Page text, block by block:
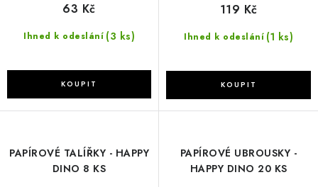
Ihned k odeslání (3 ks)
63 Kč
Ihned k odeslání (1 ks)
119 Kč
PAPÍROVÉ TALÍŘKY - HAPPY
DINO 8 KS
PAPÍROVÉ UBROUSKY -
HAPPY DINO 20 KS